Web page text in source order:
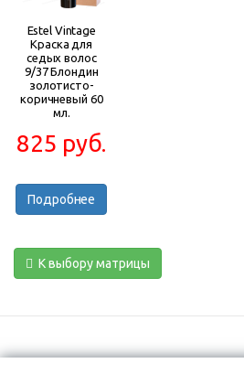
Estel Vintage
Краска для
седых волос
9/37 Блондин
золотисто-
коричневый 60
мл.
825 руб.
Подробнее
К выбору матрицы